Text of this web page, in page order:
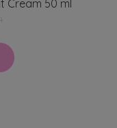
Cream 50 ml